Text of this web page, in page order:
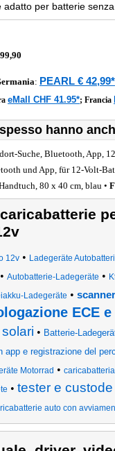
adatto per batterie
: PEARL € 42,99*
eMall CHF 41.95*; Francia
hanno
Suche, Bluetooth, App,
und App, für 12-Volt-
80 x 40 cm, blau •
12v • Ladegeräte
Autobatterie-Ladegeräte •
Ladegeräte •
ECE
• Batterie-
app e registrazione del
Motorrad •
• tester e
auto con